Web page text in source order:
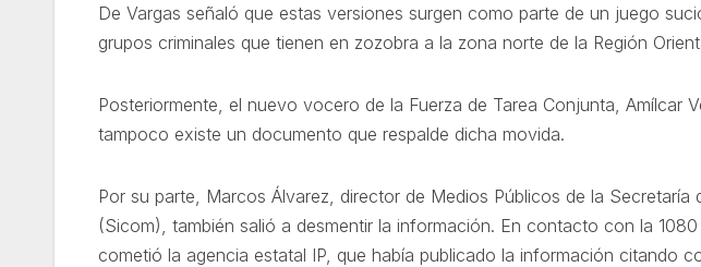
De Vargas señaló que estas versiones surgen como parte de un juego
grupos criminales que tienen en zozobra a la zona norte de la Región
Posteriormente, el nuevo vocero de la Fuerza de Tarea Conjunta, Amílcar
tampoco existe un documento que respalde dicha movida.
Por su parte, Marcos Álvarez, director de Medios Públicos de la
(Sicom), también salió a desmentir la información. En contacto con la
cometió la agencia estatal IP, que había publicado la información citando